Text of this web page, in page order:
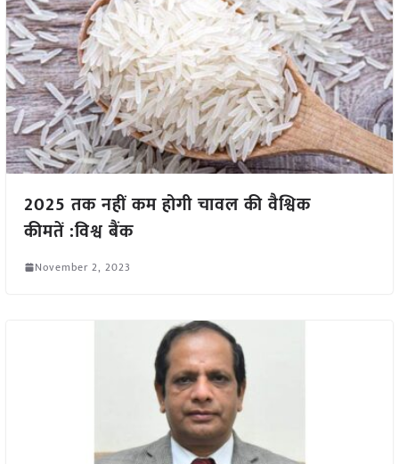
2025 तक नहीं कम होगी चावल की वैश्विक
कीमतें :विश्व बैंक
November 2, 2023